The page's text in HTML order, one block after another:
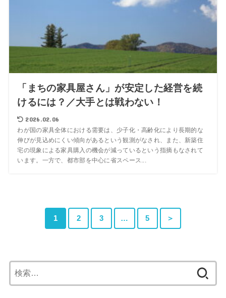
「まちの家具屋さん」が安定した経営を続
けるには？／大手とは戦わない！
2026.02.06
わが国の家具全体における需要は、少子化・高齢化により長期的な
伸びが見込めにくい傾向があるという観測がなされ、また、新築住
宅の現象による家具購入の機会が減っているという指摘もなされて
います。一方で、都市部を中心に省スペース...
1 2 3 … 5 ＞
索: